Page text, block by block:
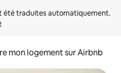
mon logement sur Airbnb